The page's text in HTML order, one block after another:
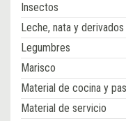
Insectos
Leche, nata y derivados
Legumbres
Marisco
Material de cocina y
Material de servicio